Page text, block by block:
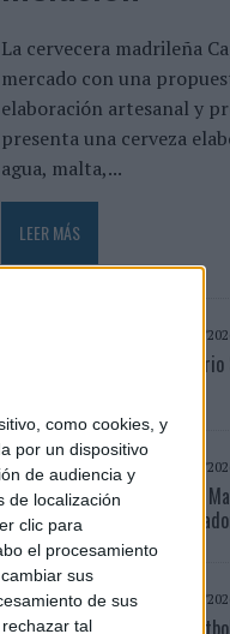
como cookies, y
por un dispositivo
de audiencia y
de localización
clic para
el procesamiento
sus
de sus
tal
La cervecera madrileña
mercado con una
elaboración artesanal y
presenta una cerveza
agua, malta,...
LEER MÁS
04/08/
03/08/
Back
04/08/
‘El